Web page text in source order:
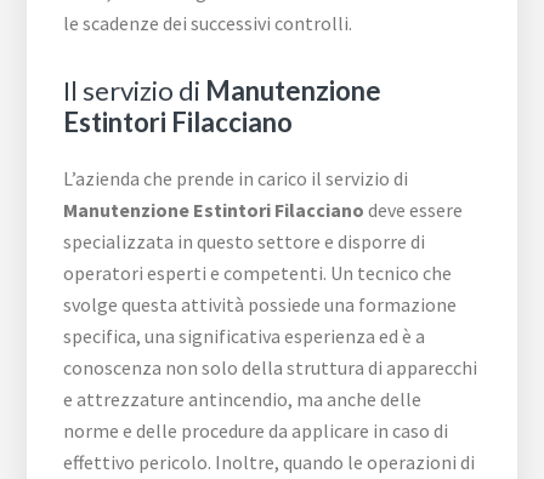
le scadenze dei successivi controlli.
Il servizio di Manutenzione
Estintori Filacciano
L’azienda che prende in carico il servizio di
Manutenzione Estintori Filacciano deve essere
specializzata in questo settore e disporre di
operatori esperti e competenti. Un tecnico che
svolge questa attività possiede una formazione
specifica, una significativa esperienza ed è a
conoscenza non solo della struttura di apparecchi
e attrezzature antincendio, ma anche delle
norme e delle procedure da applicare in caso di
effettivo pericolo. Inoltre, quando le operazioni di